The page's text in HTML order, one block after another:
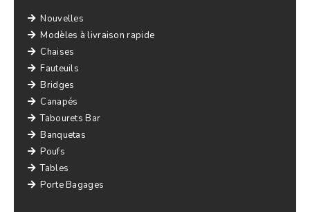
Nouvelles
Modèles à livraison rapide
Chaises
Fauteuils
Bridges
Canapés
Tabourets Bar
Banquetas
Poufs
Tables
Porte Bagages